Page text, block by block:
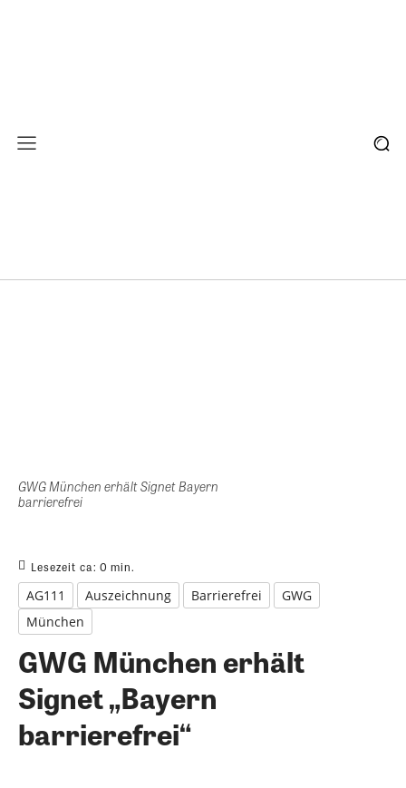
GWG München erhält Signet Bayern
barrierefrei
Lesezeit ca: 0 min.
AG111 Auszeichnung Barrierefrei
GWG
München
GWG München erhält
Signet „Bayern
barrierefrei“